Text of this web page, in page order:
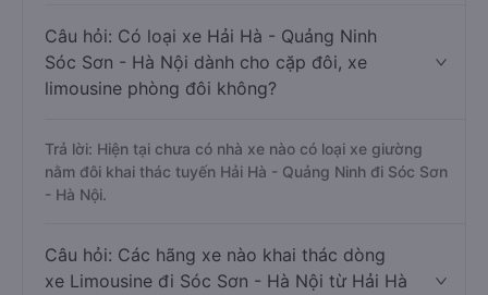
Câu hỏi: Có loại xe Hải Hà - Quảng Ninh
Sóc Sơn - Hà Nội dành cho cặp đôi, xe
limousine phòng đôi không?
Trả lời: Hiện tại chưa có nhà xe nào có loại xe giường
nằm đôi khai thác tuyến Hải Hà - Quảng Ninh đi Sóc Sơn
- Hà Nội.
Câu hỏi: Các hãng xe nào khai thác dòng
xe Limousine đi Sóc Sơn - Hà Nội từ Hải Hà